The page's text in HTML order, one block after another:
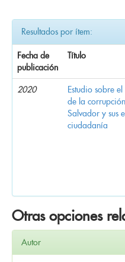
Resultados por ítem:
Fecha de
publicación
Título
2020
Estudio sobre
de la corrupción
Salvador y sus
ciudadanía
Otras opciones
Autor